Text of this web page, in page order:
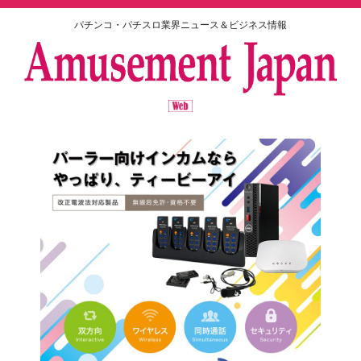
パチンコ・パチスロ業界ニュース＆ビジネス情報